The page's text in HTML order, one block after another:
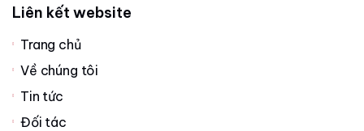
Liên kết website
Trang chủ
Về chúng tôi
Tin tức
Đối tác